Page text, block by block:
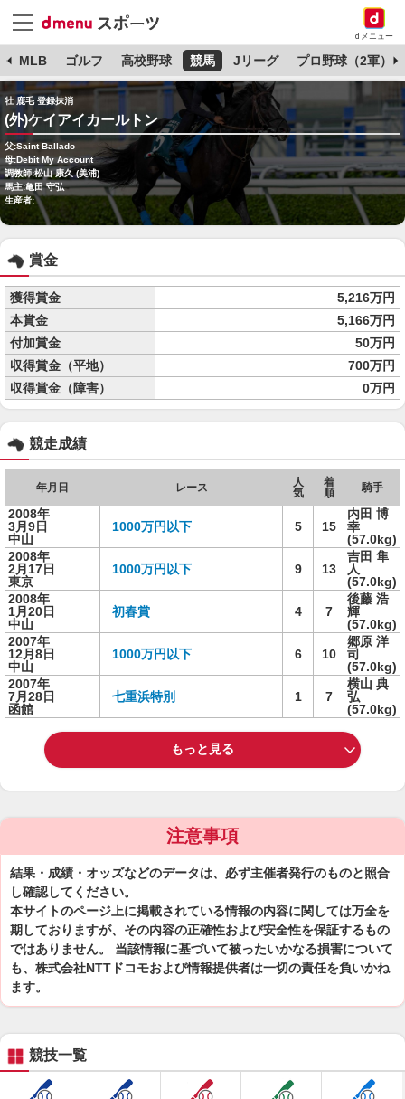
dメニュー
MLB ゴルフ 高校野球 競馬 Jリーグ プロ野球（2軍）
牡 鹿毛 登録抹消
(外)ケイアイカールトン
父:Saint Ballado
母:Debit My Account
調教師:松山 康久 (美浦)
馬主:亀田 守弘
生産者:
賞金
獲得賞金
5,216万円
本賞金
5,166万円
付加賞金
50万円
収得賞金（平地）
700万円
収得賞金（障害）
0万円
競走成績
年月日 レース
人
気
着
順
騎手
2008年
3月9日
中山
1000万円以下 5 15
内田 博
幸
(57.0kg)
2008年
2月17日
東京
1000万円以下 9 13
吉田 隼
人
(57.0kg)
2008年
1月20日
中山
初春賞 4 7
後藤 浩
輝
(57.0kg)
2007年
12月8日
中山
1000万円以下 6 10
郷原 洋
司
(57.0kg)
2007年
7月28日
函館
七重浜特別 1 7
横山 典
弘
(57.0kg)
もっと見る
注意事項
結果・成績・オッズなどのデータは、必ず主催者発行のものと照合
し確認してください。
本サイトのページ上に掲載されている情報の内容に関しては万全を
期しておりますが、その内容の正確性および安全性を保証するもの
ではありません。 当該情報に基づいて被ったいかなる損害について
も、株式会社NTTドコモおよび情報提供者は一切の責任を負いかね
ます。
競技一覧